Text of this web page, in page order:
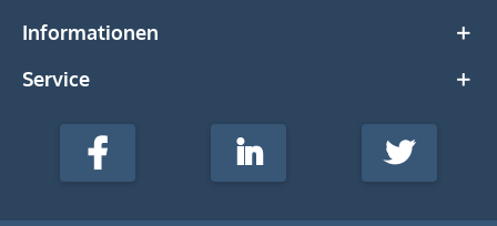
Informationen
Service
stempel-
Media
Facebook LinkedIn Twitter